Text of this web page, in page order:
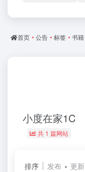
首页 • 公告 • 标签 • 书籍
小度在家1C
共 1 篇网站
排序 发布 更新